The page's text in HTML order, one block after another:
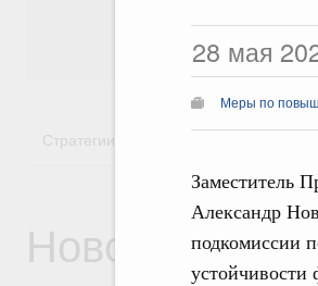
28 мая
Меры по
Заместитель
Александр
подкомиссии
устойчивости
Стратегии
Новости